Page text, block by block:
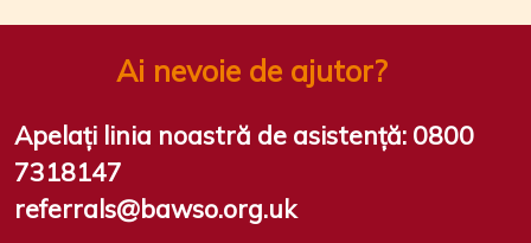
Ai nevoie de ajutor?
Apelați linia noastră de asistență: 0800
7318147
referrals@bawso.org.uk